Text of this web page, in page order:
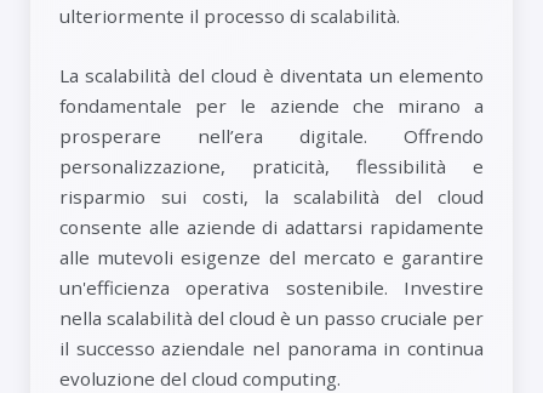
ulteriormente il processo di scalabilità.
La scalabilità del cloud è diventata un elemento
fondamentale per le aziende che mirano a
prosperare nell’era digitale. Offrendo
personalizzazione, praticità, flessibilità e
risparmio sui costi, la scalabilità del cloud
consente alle aziende di adattarsi rapidamente
alle mutevoli esigenze del mercato e garantire
un'efficienza operativa sostenibile. Investire
nella scalabilità del cloud è un passo cruciale per
il successo aziendale nel panorama in continua
evoluzione del cloud computing.